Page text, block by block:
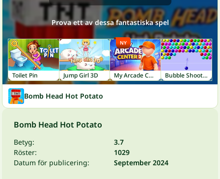
Prova ett av dessa fantastiska spel
Toilet Pin Jump Girl 3D My Arcade Center 2
NY
Bubble Shooter
Bomb Head Hot Potato
Bomb Head Hot Potato
Betyg:
3.7
Röster:
1029
Datum för publicering:
September 2024